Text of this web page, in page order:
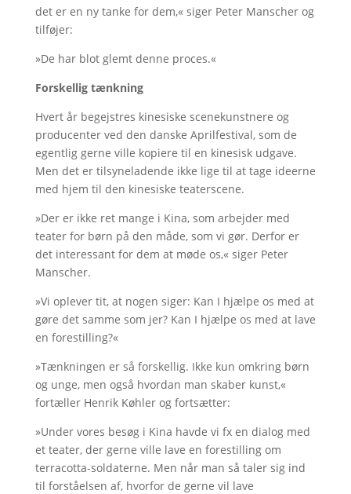
det er en ny tanke for dem,« siger Peter Manscher og
tilføjer:
»De har blot glemt denne proces.«
Forskellig tænkning
Hvert år begejstres kinesiske scenekunstnere og
producenter ved den danske Aprilfestival, som de
egentlig gerne ville kopiere til en kinesisk udgave.
Men det er tilsyneladende ikke lige til at tage ideerne
med hjem til den kinesiske teaterscene.
»Der er ikke ret mange i Kina, som arbejder med
teater for børn på den måde, som vi gør. Derfor er
det interessant for dem at møde os,« siger Peter
Manscher.
»Vi oplever tit, at nogen siger: Kan I hjælpe os med at
gøre det samme som jer? Kan I hjælpe os med at lave
en forestilling?«
»Tænkningen er så forskellig. Ikke kun omkring børn
og unge, men også hvordan man skaber kunst,«
fortæller Henrik Køhler og fortsætter:
»Under vores besøg i Kina havde vi fx en dialog med
et teater, der gerne ville lave en forestilling om
terracotta-soldaterne. Men når man så taler sig ind
til forståelsen af, hvorfor de gerne vil lave